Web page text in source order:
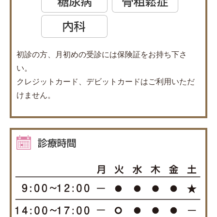
初診の方、月初めの受診には保険証をお持ち下さ
い。
クレジットカード、デビットカードはご利用いただ
けません。